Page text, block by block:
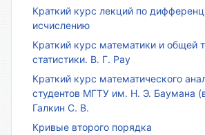
Краткий курс лекций по
исчислению
Краткий курс математики и общей
статистики. В. Г. Рау
Краткий курс математического
студентов МГТУ им. Н. Э. Баумана
Галкин С. В.
Кривые второго порядка